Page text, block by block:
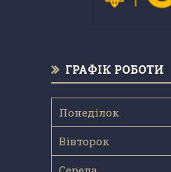
ГРАФІК РОБОТИ
Понеділок
Вівторок